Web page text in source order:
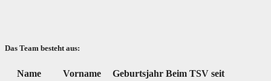
Das Team besteht aus:
Name Vorname Geburtsjahr Beim TSV seit